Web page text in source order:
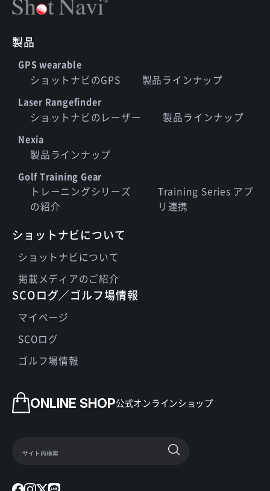
ONLINE SHOP公式オンラインショップ
製品
GPS wearable
ショットナビのGPS 製品ラインナップ
Laser Rangefinder
ショットナビのレーザー 製品ラインナップ
Nexia
製品ラインナップ
Golf Training Gear
トレーニングシリーズ
の紹介
Training Series アプ
リ連携
ショットナビについて
ショットナビについて
掲載メディアのご紹介
SCOログ／ゴルフ場情報
マイページ
SCOログ
ゴルフ場情報